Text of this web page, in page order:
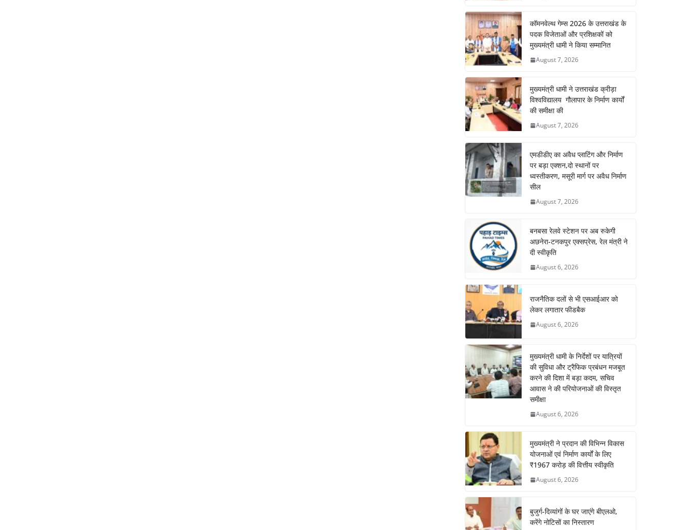
कॉमनवेल्थ गेम्स 2026 के उत्तराखंड के
पदक विजेताओं और प्रशिक्षकों को
मुख्यमंत्री धामी ने किया सम्मानित
August 7, 2026
मुख्यमंत्री धामी ने उत्तराखंड क्रीड़ा
विश्वविद्यालय गौलापार के निर्माण कार्यों
की समीक्षा की
August 7, 2026
एमडीडीए का अवैध प्लाटिंग और निर्माण
पर बड़ा एक्शन,दो स्थानों पर
ध्वस्तीकरण, मसूरी मार्ग पर अवैध निर्माण
सील
August 7, 2026
बनबसा रेलवे स्टेशन पर अब रुकेगी
अछनेरा-टनकपुर एक्सप्रेस, रेल मंत्री ने
दी स्वीकृति
August 6, 2026
राजनैतिक दलों से भी एसआईआर को
लेकर लगातार फीडबैक
August 6, 2026
मुख्यमंत्री धामी के निर्देशों पर यात्रियों
की सुविधा और ट्रैफिक प्रबंधन मजबूत
करने की दिशा में बड़ा कदम, सचिव
आवास ने की परियोजनाओं की विस्तृत
समीक्षा
August 6, 2026
मुख्यमंत्री ने प्रदान की विभिन्न विकास
योजनाओं एवं निर्माण कार्यों के लिए
₹1967 करोड़ की वित्तीय स्वीकृति
August 6, 2026
बुजुर्ग-दिव्यांगों के घर जाएंगे बीएलओ,
करेंगे नोटिसों का निस्तारण